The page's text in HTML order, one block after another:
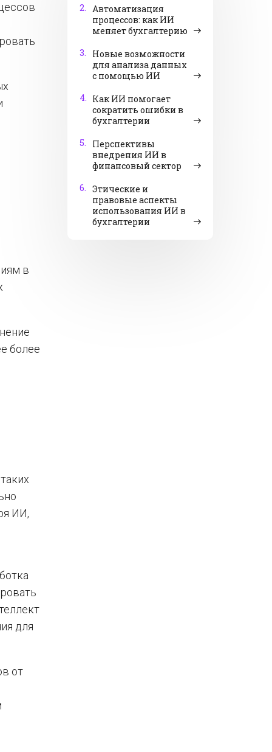
2. Автоматизация
процессов: как ИИ
меняет бухгалтерию
3.
Новые возможности
для анализа данных
с помощью ИИ
4. Как ИИ помогает
сократить ошибки в
бухгалтерии
5.
Перспективы
внедрения ИИ в
финансовый сектор
6. Этические и
правовые аспекты
использования ИИ в
бухгалтерии
в
более
ИИ,
для
от